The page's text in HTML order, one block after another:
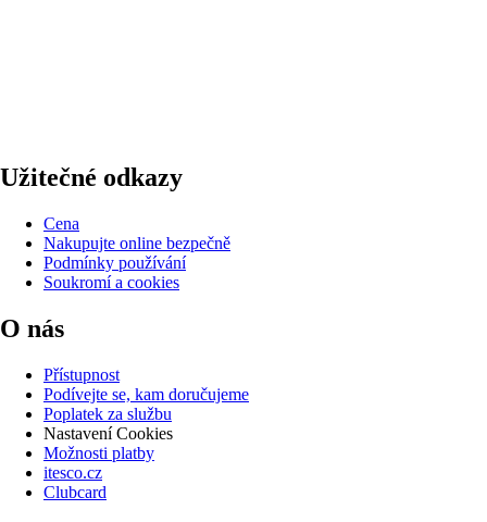
Užitečné odkazy
Cena
Nakupujte online bezpečně
Podmínky používání
Soukromí a cookies
O nás
Přístupnost
Podívejte se, kam doručujeme
Poplatek za službu
Nastavení Cookies
Možnosti platby
itesco.cz
Clubcard